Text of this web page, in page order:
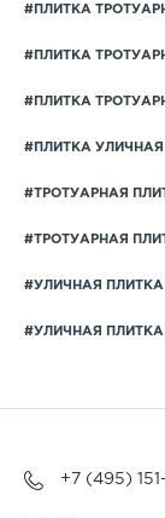
#ПЛИТКА
#ПЛИТКА
#ПЛИТКА
#ПЛИТКА УЛИЧНАЯ
#ТРОТУАРНАЯ
#ТРОТУАРНАЯ
#УЛИЧНАЯ
#УЛИЧНАЯ
+7 (495)